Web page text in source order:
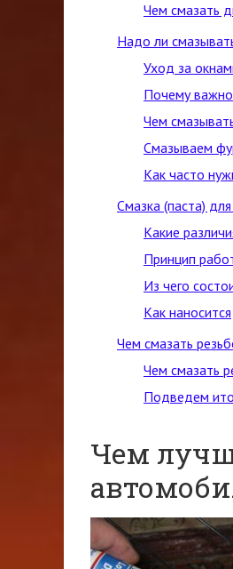
Чем смазать
Надо ли
Уход за
Почему важно
Чем
Cмазываем
Как часто
Смазка (паста)
Какие
Принцип
Из чего
Как наносится
Чем смазать
Чем смазать
Подведем
Чем